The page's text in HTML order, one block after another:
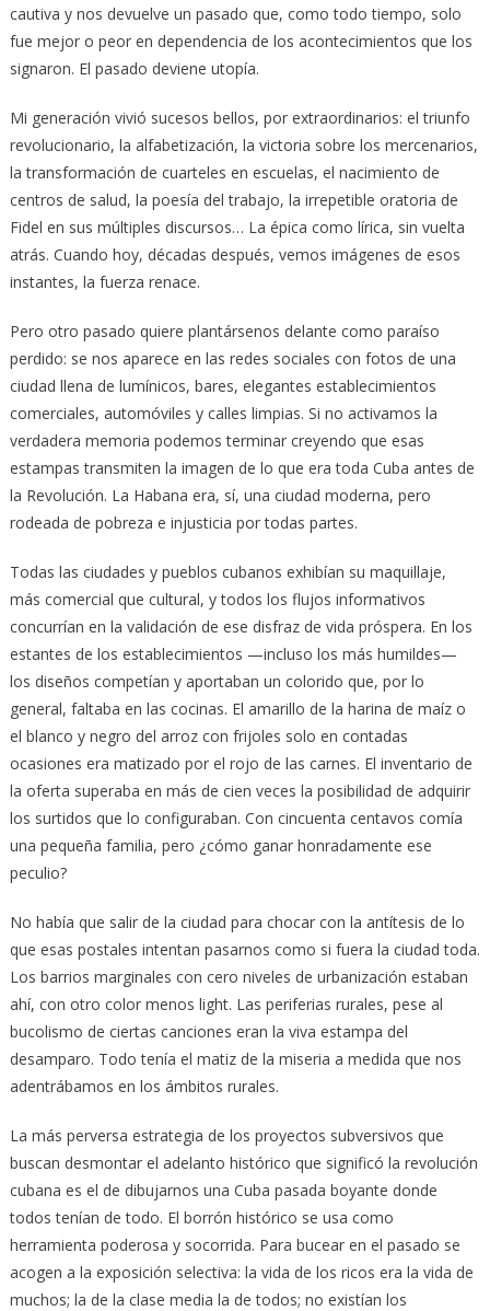
cautiva y nos devuelve un pasado que, como todo tiempo, solo
fue mejor o peor en dependencia de los acontecimientos que los
signaron. El pasado deviene utopía.
Mi generación vivió sucesos bellos, por extraordinarios: el triunfo
revolucionario, la alfabetización, la victoria sobre los mercenarios,
la transformación de cuarteles en escuelas, el nacimiento de
centros de salud, la poesía del trabajo, la irrepetible oratoria de
Fidel en sus múltiples discursos… La épica como lírica, sin vuelta
atrás. Cuando hoy, décadas después, vemos imágenes de esos
instantes, la fuerza renace.
Pero otro pasado quiere plantársenos delante como paraíso
perdido: se nos aparece en las redes sociales con fotos de una
ciudad llena de lumínicos, bares, elegantes establecimientos
comerciales, automóviles y calles limpias. Si no activamos la
verdadera memoria podemos terminar creyendo que esas
estampas transmiten la imagen de lo que era toda Cuba antes de
la Revolución. La Habana era, sí, una ciudad moderna, pero
rodeada de pobreza e injusticia por todas partes.
Todas las ciudades y pueblos cubanos exhibían su maquillaje,
más comercial que cultural, y todos los flujos informativos
concurrían en la validación de ese disfraz de vida próspera. En los
estantes de los establecimientos —incluso los más humildes—
los diseños competían y aportaban un colorido que, por lo
general, faltaba en las cocinas. El amarillo de la harina de maíz o
el blanco y negro del arroz con frijoles solo en contadas
ocasiones era matizado por el rojo de las carnes. El inventario de
la oferta superaba en más de cien veces la posibilidad de adquirir
los surtidos que lo configuraban. Con cincuenta centavos comía
una pequeña familia, pero ¿cómo ganar honradamente ese
peculio?
No había que salir de la ciudad para chocar con la antítesis de lo
que esas postales intentan pasarnos como si fuera la ciudad toda.
Los barrios marginales con cero niveles de urbanización estaban
ahí, con otro color menos light. Las periferias rurales, pese al
bucolismo de ciertas canciones eran la viva estampa del
desamparo. Todo tenía el matiz de la miseria a medida que nos
adentrábamos en los ámbitos rurales.
La más perversa estrategia de los proyectos subversivos que
buscan desmontar el adelanto histórico que significó la revolución
cubana es el de dibujarnos una Cuba pasada boyante donde
todos tenían de todo. El borrón histórico se usa como
herramienta poderosa y socorrida. Para bucear en el pasado se
acogen a la exposición selectiva: la vida de los ricos era la vida de
muchos; la de la clase media la de todos; no existían los